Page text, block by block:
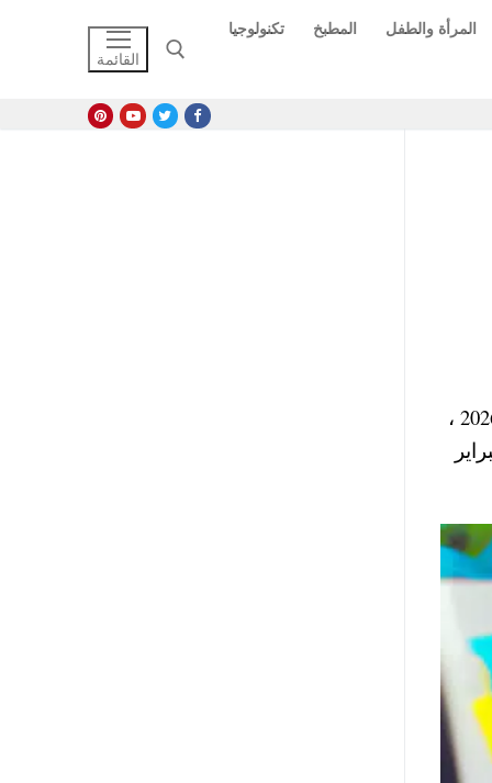
المرأة والطفل المطبخ تكنولوجيا
القائمة
نشرت عدد من صفحات الفيسبوك اليوم انباء تأجيل بداية الترم الثاني وعودة الدارس والجامعات في فبراير 2026 ،
الفصل الدراسي الثاني 2026 يوم السبت الموافق 7 فبراير